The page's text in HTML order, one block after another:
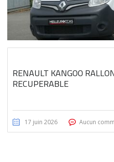
RENAULT KANGOO
RECUPERABLE
17 juin 2026 Aucun